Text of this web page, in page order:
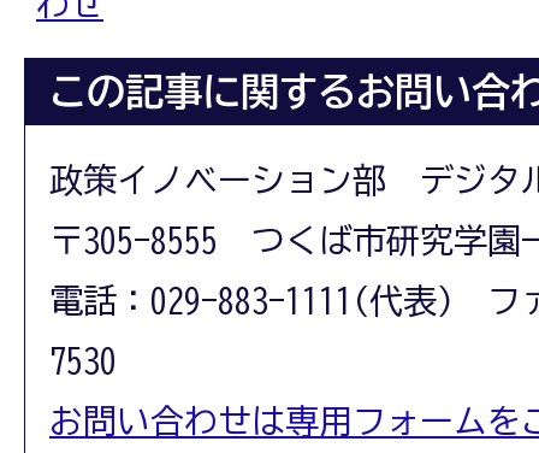
この記事に関するお問い合
政策イノベーション部 デジタ
〒305-8555 つくば市研究学園
電話：029-883-1111(代表) フ
7530
お問い合わせは専用フォームを